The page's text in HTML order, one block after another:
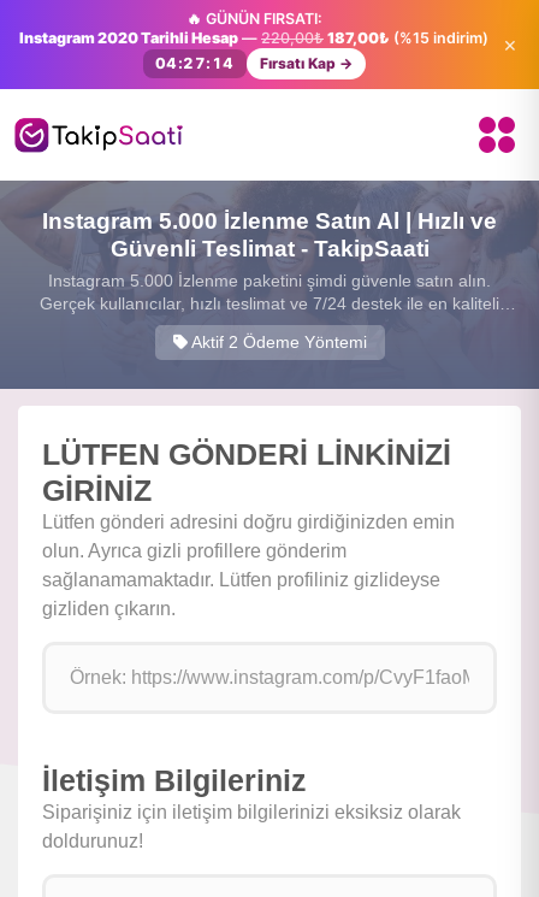
🔥 GÜNÜN FIRSATI:
Instagram 2020 Tarihli Hesap — 220,00₺ 187,00₺ (%15 indirim)
04:27:13
Fırsatı Kap →
×
Instagram 5.000 İzlenme Satın Al | Hızlı ve
Güvenli Teslimat - TakipSaati
Instagram 5.000 İzlenme paketini şimdi güvenle satın alın.
Gerçek kullanıcılar, hızlı teslimat ve 7/24 destek ile en kaliteli
sosyal medya hizmetini sunuyoruz.
Aktif 2 Ödeme Yöntemi
LÜTFEN GÖNDERİ LİNKİNİZİ
GİRİNİZ
Lütfen gönderi adresini doğru girdiğinizden emin
olun. Ayrıca gizli profillere gönderim
sağlanamamaktadır. Lütfen profiliniz gizlideyse
gizliden çıkarın.
İletişim Bilgileriniz
Siparişiniz için iletişim bilgilerinizi eksiksiz olarak
doldurunuz!